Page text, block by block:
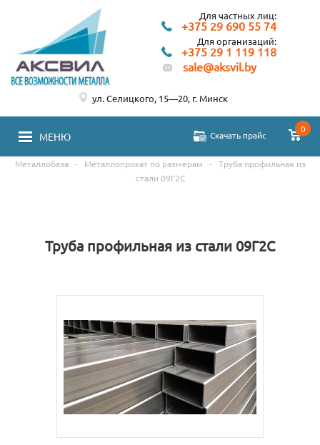
Для частных лиц:
+375 29 690 55 74
Для организаций:
+375 29 1 119 118
sale@aksvil.by
МЕНЮ Скачать прайс
0
ул. Селицкого, 15—20, г. Минск
Металлобаза - Металлопрокат по размерам -
Труба профильная из
стали 09Г2С
Труба профильная из стали 09Г2С